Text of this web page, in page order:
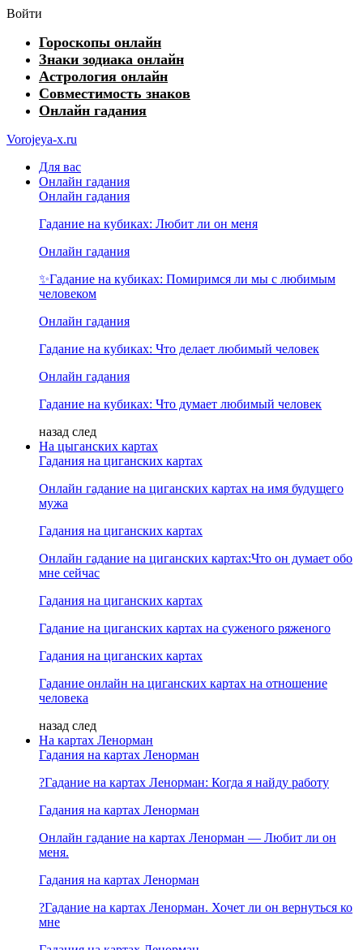
Войти
Гороскопы онлайн
Знаки зодиака онлайн
Астрология онлайн
Совместимость знаков
Онлайн гадания
Vorojeya-x.ru
Для вас
Онлайн гадания
Онлайн гадания
Гадание на кубиках: Любит ли он меня
Онлайн гадания
✨Гадание на кубиках: Помиримся ли мы с любимым
человеком
Онлайн гадания
Гадание на кубиках: Что делает любимый человек
Онлайн гадания
Гадание на кубиках: Что думает любимый человек
назад след
На цыганских картах
Гадания на циганских картах
Онлайн гадание на циганских картах на имя будущего
мужа
Гадания на циганских картах
Онлайн гадание на циганских картах:Что он думает обо
мне сейчас
Гадания на циганских картах
Гадание на циганских картах на суженого ряженого
Гадания на циганских картах
Гадание онлайн на циганских картах на отношение
человека
назад след
На картах Ленорман
Гадания на картах Ленорман
?Гадание на картах Ленорман: Когда я найду работу
Гадания на картах Ленорман
Онлайн гадание на картах Ленорман — Любит ли он
меня.
Гадания на картах Ленорман
?Гадание на картах Ленорман. Хочет ли он вернуться ко
мне